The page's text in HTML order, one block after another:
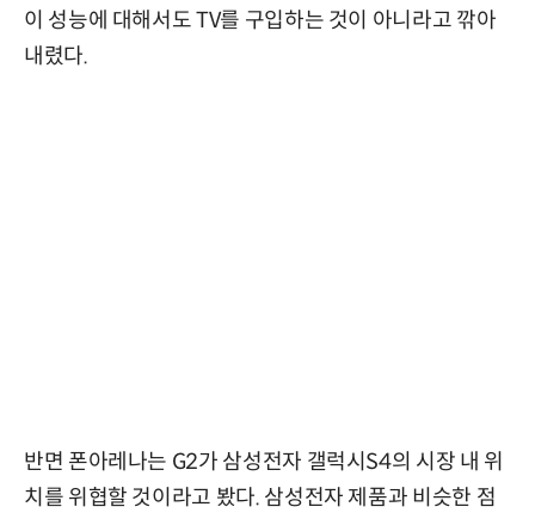
이 성능에 대해서도 TV를 구입하는 것이 아니라고 깎아
내렸다.
반면 폰아레나는 G2가 삼성전자 갤럭시S4의 시장 내 위
치를 위협할 것이라고 봤다. 삼성전자 제품과 비슷한 점